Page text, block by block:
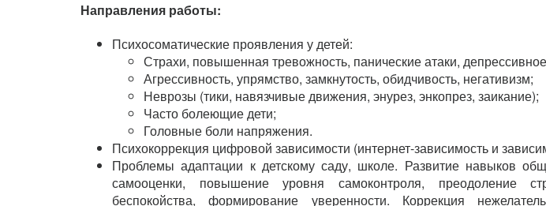
Направления работы:
Психосоматические проявления у детей:
Страхи, повышенная тревожность, панические атаки,
Агрессивность, упрямство, замкнутость, обидчивость, негативизм;
Неврозы (тики, навязчивые движения, энурез, энкопрез, заикание);
Часто болеющие дети;
Головные боли напряжения.
Психокоррекция цифровой зависимости (интернет-зависимость и
Проблемы адаптации к детскому саду, школе. Развитие навыков
самооценки, повышение уровня самоконтроля, преодоление
беспокойства, формирование уверенности. Коррекция